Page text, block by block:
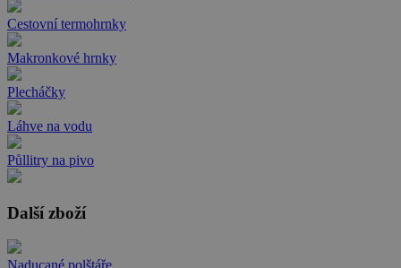
Cestovní termohrnky
Makronkové hrnky
Plecháčky
Láhve na vodu
Půllitry na pivo
Další zboží